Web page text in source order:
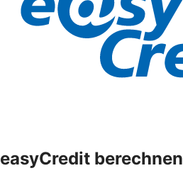
easyCredit berechnen